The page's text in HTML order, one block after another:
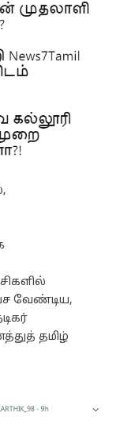
வேண்டிய,
தமிழ்